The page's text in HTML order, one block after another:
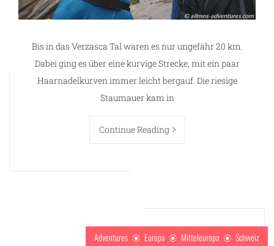
Bis in das Verzasca Tal waren es nur ungefähr 20 km.
Dabei ging es über eine kurvige Strecke, mit ein paar
Haarnadelkurven immer leicht bergauf. Die riesige
Staumauer kam in
Continue Reading
Adventures Europa Mitteleuropa Schweiz